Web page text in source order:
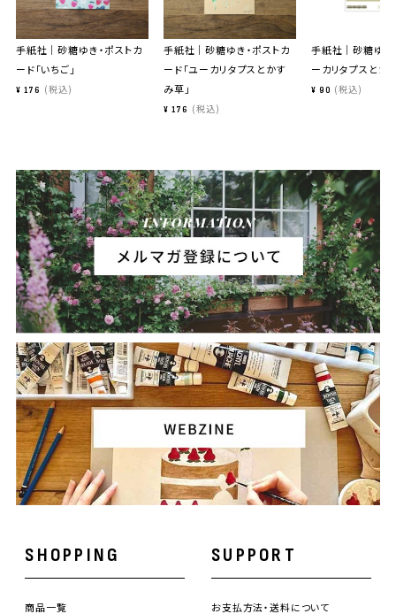
手紙社｜砂糖ゆき・ポストカ
ード「いちご」
¥ 176 税込
手紙社｜砂糖ゆき・ポストカ
ード「ユーカリタプスとかす
み草」
¥ 176 税込
手紙社｜砂糖ゆき
ーカリタプスとか
¥ 90 税込
SHOPPING
商品一覧
SUPPORT
お支払方法・送料について